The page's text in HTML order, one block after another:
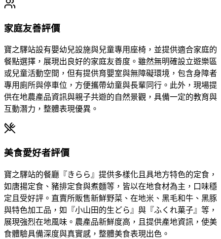
家庭友善評價
寶之驛站設有嬰幼兒設施與兒童專用座椅，並提供適合家庭的
餐點選擇，展現出良好的家庭友善度。雖然無明確設立遊樂區
或兒童活動空間，但有提供育嬰室與無障礙環境，包含身障者
專用廁所與停車位，方便攜帶幼童與長輩同行。此外，現場提
供在地農產品資訊與親子共遊的自然景觀，具備一定的教育與
互動潛力，整體表現優異。
美食愛好者評價
寶之驛站的餐廳『きらら』提供多樣化且具地方特色的定食，
如唐揚定食、豬排定食與煮麵等，皆以在地食材為主，口味穩
定且受好評。直賣所販售新鮮野菜、在地米、黑毛和牛、黑豚
與特色加工品，如『小山田的生どら』與『ふくれ菓子』等，
展現強烈在地風味。農產品新鮮度高，且提供產地資訊，使美
食體驗具備深度與真實感，整體美食表現出色。